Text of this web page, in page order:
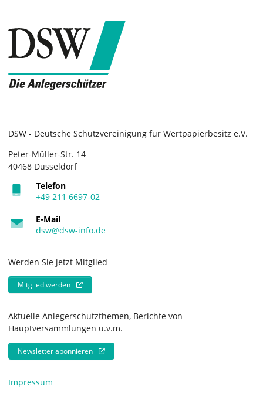
DSW - Deutsche Schutzvereinigung für Wertpapierbesitz e.V.
Peter-Müller-Str. 14
40468 Düsseldorf
Telefon
+49 211 6697-02
E-Mail
dsw@dsw-info.de
Werden Sie jetzt Mitglied
Mitglied werden
Aktuelle Anlegerschutzthemen, Berichte von
Hauptversammlungen u.v.m.
Newsletter abonnieren
Impressum